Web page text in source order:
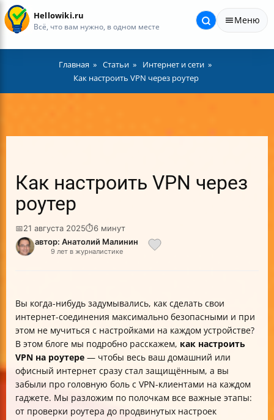
Hellowiki.ru
Всё, что вам нужно, в одном месте
Меню
Главная Статьи
Интернет и сети
Как настроить VPN через роутер
Как настроить VPN через
роутер
📅21 августа 2025⏱6 минут
автор: Анатолий Малинин
9 лет в журналистике
Вы когда-нибудь задумывались, как сделать свои
интернет-соединения максимально безопасными и при
этом не мучиться с настройками на каждом устройстве?
В этом блоге мы подробно расскажем, как настроить
VPN на роутере — чтобы весь ваш домашний или
офисный интернет сразу стал защищённым, а вы
забыли про головную боль с VPN-клиентами на каждом
гаджете. Мы разложим по полочкам все важные этапы:
от проверки роутера до продвинутых настроек